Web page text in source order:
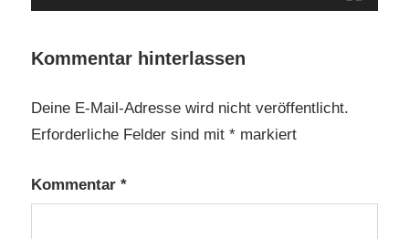
Kommentar hinterlassen
Deine E-Mail-Adresse wird nicht veröffentlicht.
Erforderliche Felder sind mit * markiert
Kommentar *